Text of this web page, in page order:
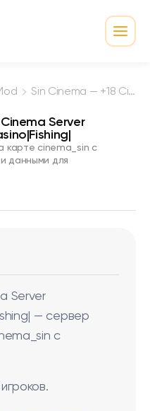
Sin Cinema — +18 Cinema Server |Weed|Secrets|Casino|Fishing|
Server
карте cinema_sin с
данными для
Server
— сервер
с